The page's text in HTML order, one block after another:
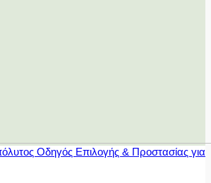
Οδηγός Επιλογής & Προστασίας για